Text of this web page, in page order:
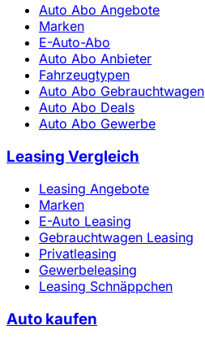
Auto Abo Angebote
Marken
E-Auto-Abo
Auto Abo Anbieter
Fahrzeugtypen
Auto Abo Gebrauchtwagen
Auto Abo Deals
Auto Abo Gewerbe
Leasing Vergleich
Leasing Angebote
Marken
E-Auto Leasing
Gebrauchtwagen Leasing
Privatleasing
Gewerbeleasing
Leasing Schnäppchen
Auto kaufen